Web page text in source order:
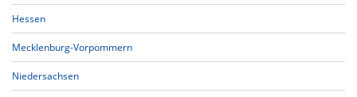
Hessen
Mecklenburg-Vorpommern
Niedersachsen